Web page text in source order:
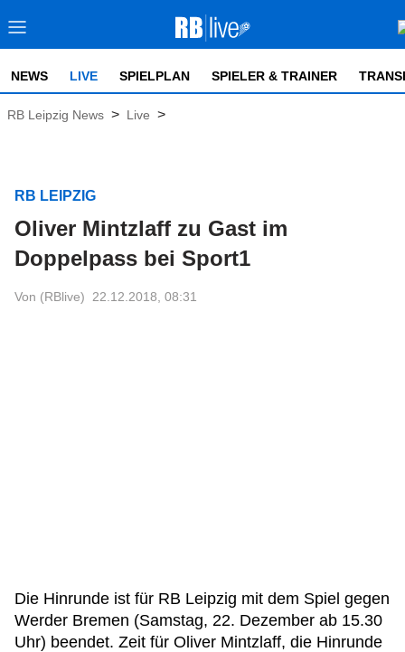
NEWS LIVE SPIELPLAN SPIELER & TRAINER
RB Leipzig News > Live >
RB LEIPZIG
Oliver Mintzlaff zu Gast im
Doppelpass bei Sport1
Von (RBlive) 22.12.2018, 08:31
Die Hinrunde ist für RB Leipzig mit dem Spiel gegen
Werder Bremen (Samstag, 22. Dezember ab 15.30
Uhr) beendet. Zeit für Oliver Mintzlaff, die Hinrunde